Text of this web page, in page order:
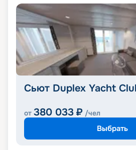
Сьют Duplex Yacht
от 380 033 ₽ /чел
Выбрать